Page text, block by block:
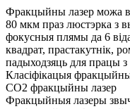
Фракцыйны лазер можа
80 мкм праз люстэрка з
фокусныя плямы да 6
квадрат, прастакутнік,
падыходзяць для працы
Класіфікацыя
CO2 фракцыйны лазер
Фракцыйныя лазеры